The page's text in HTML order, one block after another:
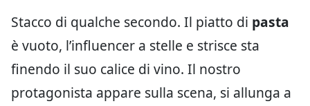
Stacco di qualche secondo. Il piatto di pasta
è vuoto, l’influencer a stelle e strisce sta
finendo il suo calice di vino. Il nostro
protagonista appare sulla scena, si allunga a